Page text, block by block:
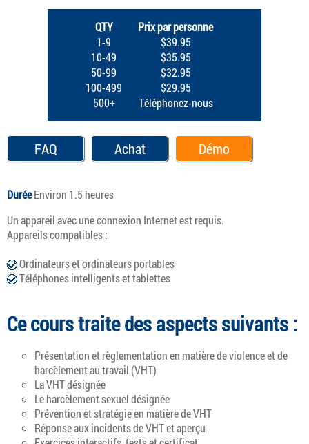
QTY
1-9
10-49
50-99
100-499
500+
Prix par personne
$39.95
$35.95
$32.95
$29.95
Téléphonez-nous
FAQ Achat Démo
DuréeEnviron 1.5 heures
Un appareil avec une connexion Internet est requis.
Appareils compatibles :
Ordinateurs et ordinateurs portables
Téléphones intelligents et tablettes
Ce cours traite des aspects suivants :
Présentation et règlementation en matière de violence et de
harcèlement au travail (VHT)
La VHT désignée
Le harcèlement sexuel désignée
Prévention et stratégie en matière de VHT
Réponse aux incidents de VHT et aperçu